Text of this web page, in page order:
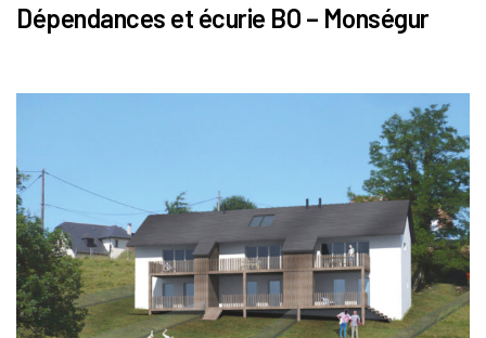
Dépendances et écurie BO – Monségur